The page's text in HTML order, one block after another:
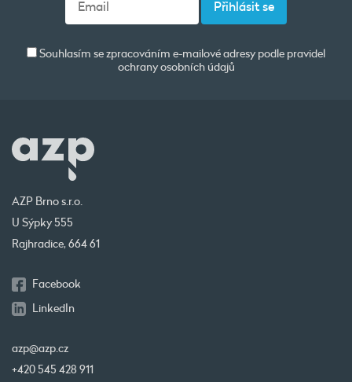
Souhlasím se zpracováním e-mailové adresy podle pravidel
ochrany osobních údajů
AZP Brno s.r.o.
U Sýpky 555
Rajhradice, 664 61
Facebook
LinkedIn
azp@azp.cz
+420 545 428 911